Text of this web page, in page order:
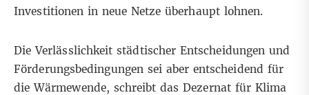
Investitionen in neue Netze überhaupt lohnen.
Die Verlässlichkeit städtischer Entscheidungen und
Förderungsbedingungen sei aber entscheidend für
die Wärmewende, schreibt das Dezernat für Klima